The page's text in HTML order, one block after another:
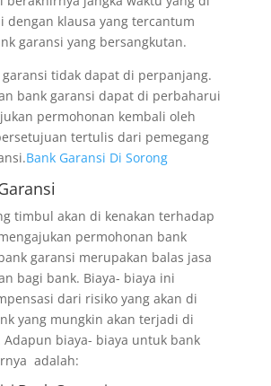
dengan klausa yang tercantum
garansi yang bersangkutan.
tidak dapat di perpanjang.
bank garansi dapat di perbaharui
permohonan kembali oleh
tertulis dari pemegang
Bank Garansi Di Sorong
timbul akan di kenakan terhadap
permohonan bank
garansi merupakan balas jasa
bagi bank. Biaya- biaya ini
dari risiko yang akan di
yang mungkin akan terjadi di
biaya- biaya untuk bank
adalah: